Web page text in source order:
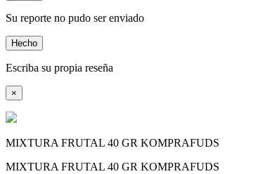
Su reporte no pudo ser enviado
Hecho
Escriba su propia reseña
×
MIXTURA FRUTAL 40 GR KOMPRAFUDS
MIXTURA FRUTAL 40 GR KOMPRAFUDS